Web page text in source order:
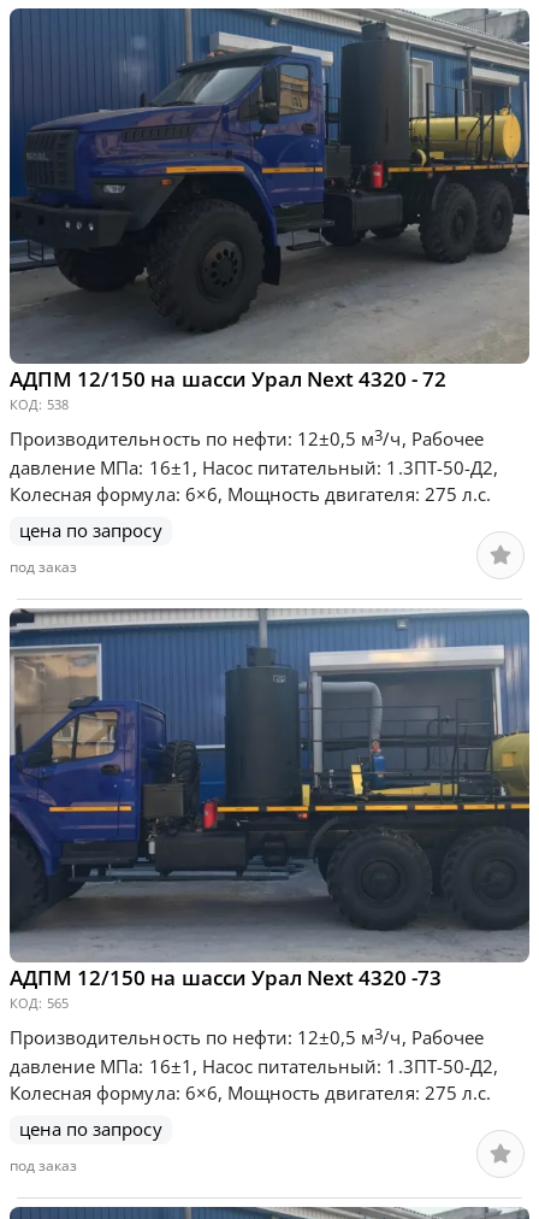
АДПМ 12/150 на шасси Урал Next 4320 - 72
КОД: 538
Производительность по нефти: 12±0,5 м3/ч, Рабочее
давление МПа: 16±1, Насос питательный: 1.3ПТ-50-Д2,
Колесная формула: 6×6, Мощность двигателя: 275 л.с.
цена по запросу
под заказ
АДПМ 12/150 на шасси Урал Next 4320 -73
КОД: 565
Производительность по нефти: 12±0,5 м3/ч, Рабочее
давление МПа: 16±1, Насос питательный: 1.3ПТ-50-Д2,
Колесная формула: 6×6, Мощность двигателя: 275 л.с.
цена по запросу
под заказ